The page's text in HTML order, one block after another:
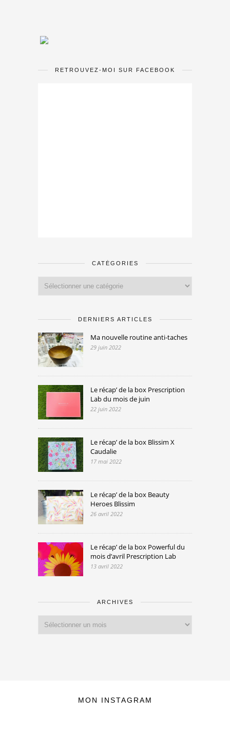
RETROUVEZ-MOI SUR FACEBOOK
CATÉGORIES
DERNIERS ARTICLES
Ma nouvelle routine anti-taches
29 juin 2022
Le récap’ de la box Prescription
Lab du mois de juin
22 juin 2022
Le récap’ de la box Blissim X
Caudalie
17 mai 2022
Le récap’ de la box Beauty
Heroes Blissim
26 avril 2022
Le récap’ de la box Powerful du
mois d’avril Prescription Lab
13 avril 2022
ARCHIVES
MON INSTAGRAM